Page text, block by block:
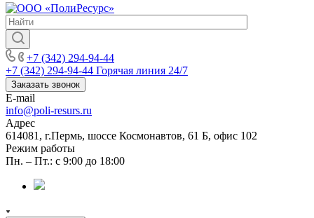
+7 (342) 294-94-44
+7 (342) 294-94-44 Горячая линия 24/7
Заказать звонок
E-mail
info@poli-resurs.ru
Адрес
614081, г.Пермь, шоссе Космонавтов, 61 Б, офис 102
Режим работы
Пн. – Пт.: с 9:00 до 18:00